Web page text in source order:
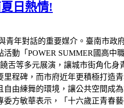
日熱情!
年對話的重要媒介。臺南市
動「POWER SUMMER國高中
舌等多元展演，讓城市街角化
程碑，而市府近年更積極打造
由練舞的環境，讓公共空間成
方敏華表示，「十六歲正青春